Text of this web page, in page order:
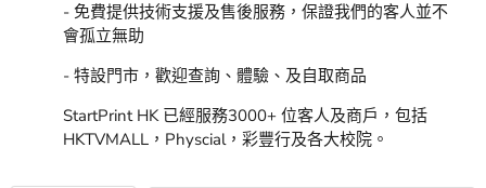
- 免費提供技術支援及售後服務，保證我們的客人並不
會孤立無助
- 特設門市，歡迎查詢、體驗、及自取商品
StartPrint HK 已經服務3000+ 位客人及商戶，包括
HKTVMALL，Physcial，彩豐行及各大校院。